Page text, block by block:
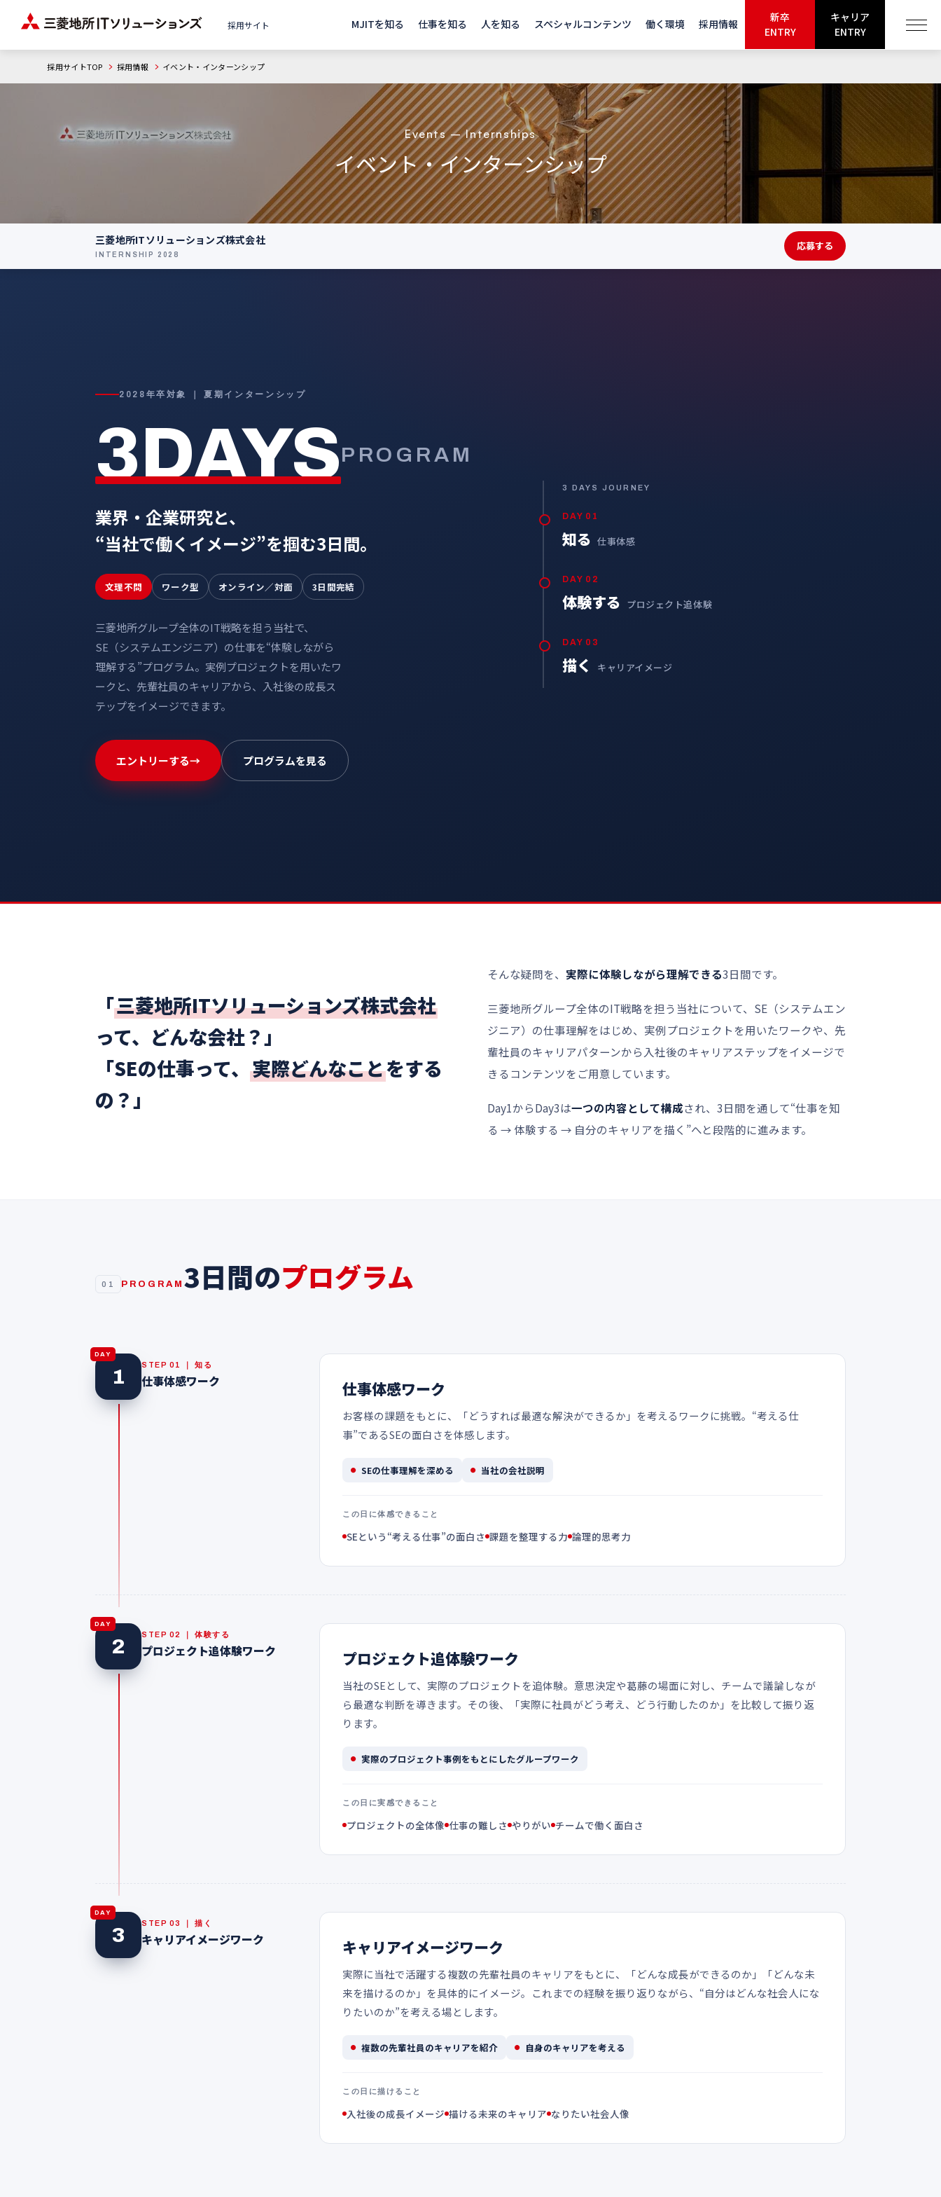
採用サイト MJITを知る 仕事を知る 人を知る スペシャルコンテンツ 働く環境 採用情報
新卒
ENTRY
キャリア
ENTRY
採用サイトTOP 採用情報 イベント・インターンシップ
Events – Internships
イベント・インターンシップ
三菱地所ITソリューションズ株式会社
INTERNSHIP 2028
応募する
2028年卒対象 ｜ 夏期インターンシップ
3DAYSPROGRAM
業界・企業研究と、
“当社で働くイメージ”を掴む3日間。
文理不問 ワーク型 オンライン／対面 3日間完結
三菱地所グループ全体のIT戦略を担う当社で、
SE（システムエンジニア）の仕事を“体験しながら
理解する”プログラム。実例プロジェクトを用いたワ
ークと、先輩社員のキャリアから、入社後の成長ス
テップをイメージできます。
エントリーする→ プログラムを見る
3 DAYS JOURNEY
DAY 01
知る 仕事体感
DAY 02
体験する プロジェクト追体験
DAY 03
描く キャリアイメージ
「三菱地所ITソリューションズ株式会社
って、どんな会社？」
「SEの仕事って、 実際どんなことをする
の？」
そんな疑問を、 実際に体験しながら理解できる3日間です。
三菱地所グループ全体のIT戦略を担う当社について、SE（システムエン
ジニア）の仕事理解をはじめ、実例プロジェクトを用いたワークや、先
輩社員のキャリアパターンから入社後のキャリアステップをイメージで
きるコンテンツをご用意しています。
Day1からDay3は一つの内容として構成され、3日間を通して“仕事を知
る → 体験する → 自分のキャリアを描く”へと段階的に進みます。
01 PROGRAM 3日間のプログラム
DAY
1
STEP 01 ｜ 知る
仕事体感ワーク 仕事体感ワーク
お客様の課題をもとに、「どうすれば最適な解決ができるか」を考えるワークに挑戦。“考える仕
事”であるSEの面白さを体感します。
SEの仕事理解を深める 当社の会社説明
この日に体感できること
SEという“考える仕事”の面白さ 課題を整理する力 論理的思考力
DAY
2
STEP 02 ｜ 体験する
プロジェクト追体験ワーク プロジェクト追体験ワーク
当社のSEとして、実際のプロジェクトを追体験。意思決定や葛藤の場面に対し、チームで議論しなが
ら最適な判断を導きます。その後、「実際に社員がどう考え、どう行動したのか」を比較して振り返
ります。
実際のプロジェクト事例をもとにしたグループワーク
この日に実感できること
プロジェクトの全体像 仕事の難しさ やりがい チームで働く面白さ
DAY
3
STEP 03 ｜ 描く
キャリアイメージワーク キャリアイメージワーク
実際に当社で活躍する複数の先輩社員のキャリアをもとに、「どんな成長ができるのか」「どんな未
来を描けるのか」を具体的にイメージ。これまでの経験を振り返りながら、“自分はどんな社会人にな
りたいのか”を考える場とします。
複数の先輩社員のキャリアを紹介 自身のキャリアを考える
この日に描けること
入社後の成長イメージ 描ける未来のキャリア なりたい社会人像